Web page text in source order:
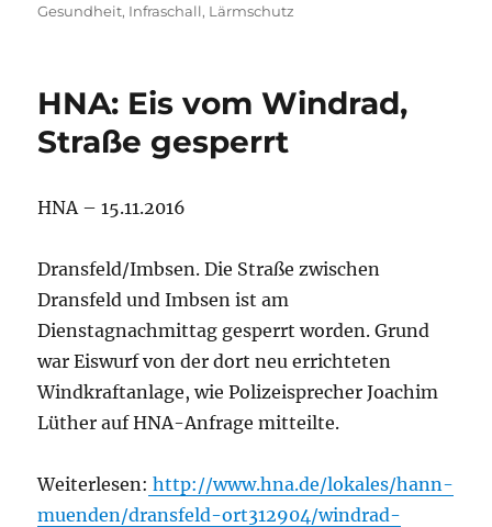
am
Gesundheit, Infraschall, Lärmschutz
HNA: Eis vom Windrad,
Straße gesperrt
HNA – 15.11.2016
Dransfeld/Imbsen. Die Straße zwischen
Dransfeld und Imbsen ist am
Dienstagnachmittag gesperrt worden. Grund
war Eiswurf von der dort neu errichteten
Windkraftanlage, wie Polizeisprecher Joachim
Lüther auf HNA-Anfrage mitteilte.
Weiterlesen: http://www.hna.de/lokales/hann-
muenden/dransfeld-ort312904/windrad-